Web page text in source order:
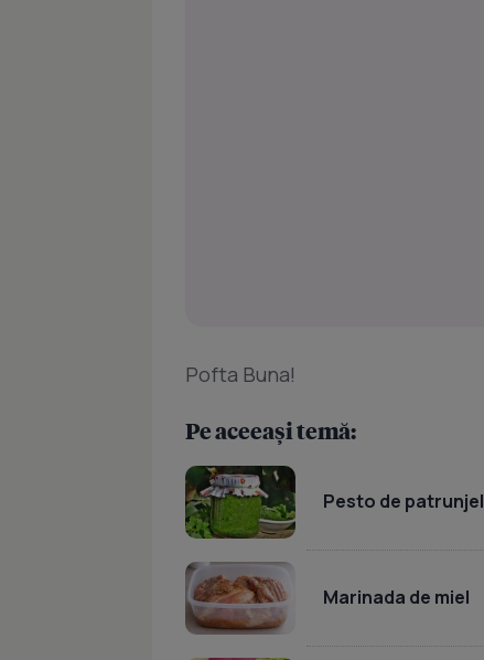
Pofta Buna!
Pe aceeași temă:
Pesto de patrunjel
Marinada de miel